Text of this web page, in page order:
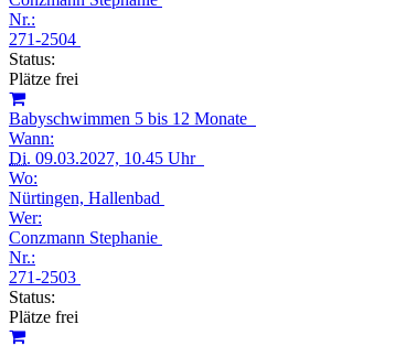
Nr.:
271-2504
Status:
Plätze frei
Babyschwimmen 5 bis 12 Monate
Wann:
Di. 09.03.2027, 10.45 Uhr
Wo:
Nürtingen, Hallenbad
Wer:
Conzmann Stephanie
Nr.:
271-2503
Status:
Plätze frei